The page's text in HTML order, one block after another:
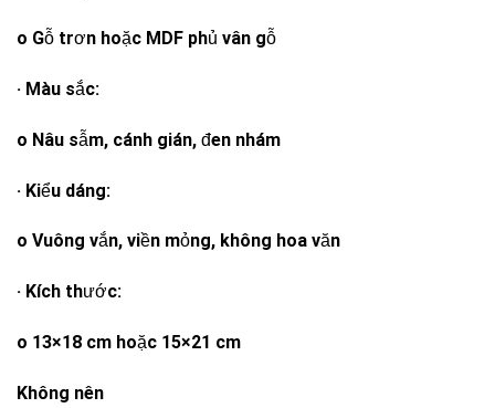
o Gỗ trơn hoặc MDF phủ vân gỗ
· Màu sắc:
o Nâu sẫm, cánh gián, đen nhám
· Kiểu dáng:
o Vuông vắn, viền mỏng, không hoa văn
· Kích thước:
o 13×18 cm hoặc 15×21 cm
Không nên